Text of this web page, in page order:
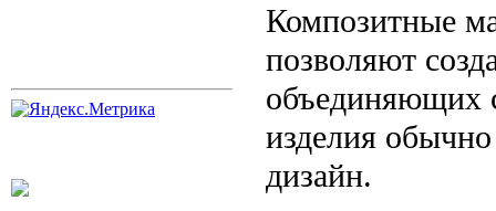
Композитные
позволяют
объединяющих
изделия
дизайн.